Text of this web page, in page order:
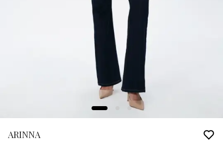
ARINNA